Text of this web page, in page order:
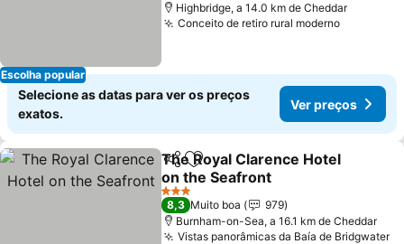
Escolha popular
Highbridge, a 14.0 km de Cheddar
Conceito de retiro rural moderno
Selecione as datas para ver os preços
exatos.
Ver preços
PartilharAdicionar aos favoritos
The Royal Clarence Hotel
on the Seafront
3 Estrelas
8,3 Muito boa
979
Burnham-on-Sea, a 16.1 km de Cheddar
Vistas panorâmicas da Baía de Bridgwater